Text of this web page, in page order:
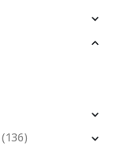
(136)